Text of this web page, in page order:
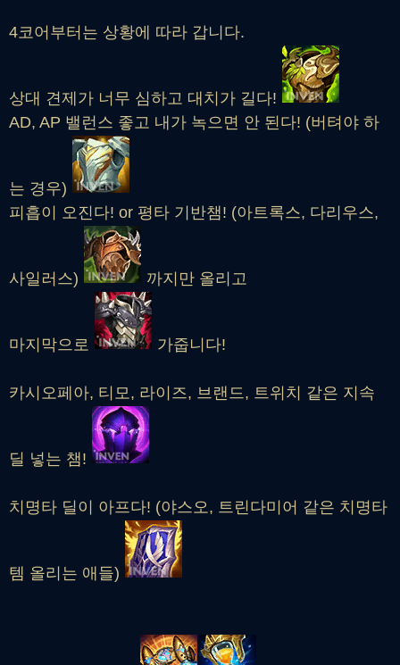
4코어부터는 상황에 따라 갑니다.
상대 견제가 너무 심하고 대치가 길다!
AD, AP 밸런스 좋고 내가 녹으면 안 된다! (버텨야 하
는 경우)
피흡이 오진다! or 평타 기반챔! (아트록스, 다리우스,
사일러스) 까지만 올리고
마지막으로 가줍니다!
카시오페아, 티모, 라이즈, 브랜드, 트위치 같은 지속
딜 넣는 챔!
치명타 딜이 아프다! (야스오, 트린다미어 같은 치명타
템 올리는 애들)